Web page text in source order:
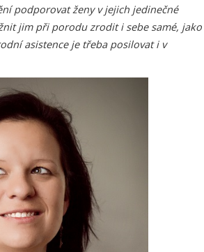
podporovat ženy v jejich jedinečné
jim při porodu zrodit i sebe samé, jako
asistence je třeba posilovat i v